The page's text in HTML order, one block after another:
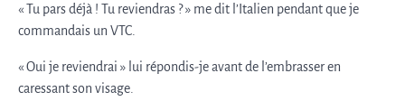
« Tu pars déjà ! Tu reviendras ? » me dit l’Italien pendant que je
commandais un VTC.
« Oui je reviendrai » lui répondis-je avant de l’embrasser en
caressant son visage.